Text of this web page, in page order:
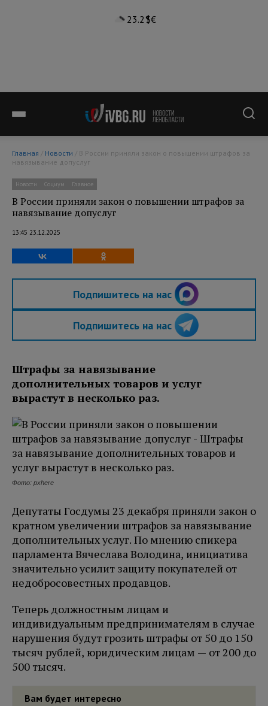
23.2°$€
Главная / Новости
навязывание допуслуг
Новости Социум Главное
В России приняли закон о повышении штрафов за
навязывание допуслуг
13:45 23.12.2025
Подпишитесь на нас
Подпишитесь на нас
Штрафы за навязывание
дополнительных товаров и услуг
вырастут в несколько раз.
Фото: pxhere
Депутаты Госдумы 23 декабря приняли закон о
кратном увеличении штрафов за навязывание
дополнительных услуг. По мнению спикера
парламента Вячеслава Володина, инициатива
значительно усилит защиту покупателей от
недобросовестных продавцов.
Теперь должностным лицам и
индивидуальным предпринимателям в случае
нарушения будут грозить штрафы от 50 до 150
тысяч рублей, юридическим лицам — от 200 до
500 тысяч.
Вам будет интересно